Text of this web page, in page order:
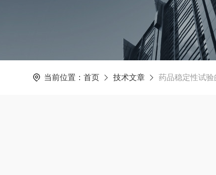
当前位置： 首页 技术文章 药品稳定性试